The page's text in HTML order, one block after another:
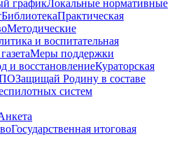
графикЛокальные нормативные
БиблиотекаПрактическая
Методические
и воспитательная
Меры поддержки
и восстановлениеКураторская
Защищай Родину в составе
систем
Государственная итоговая